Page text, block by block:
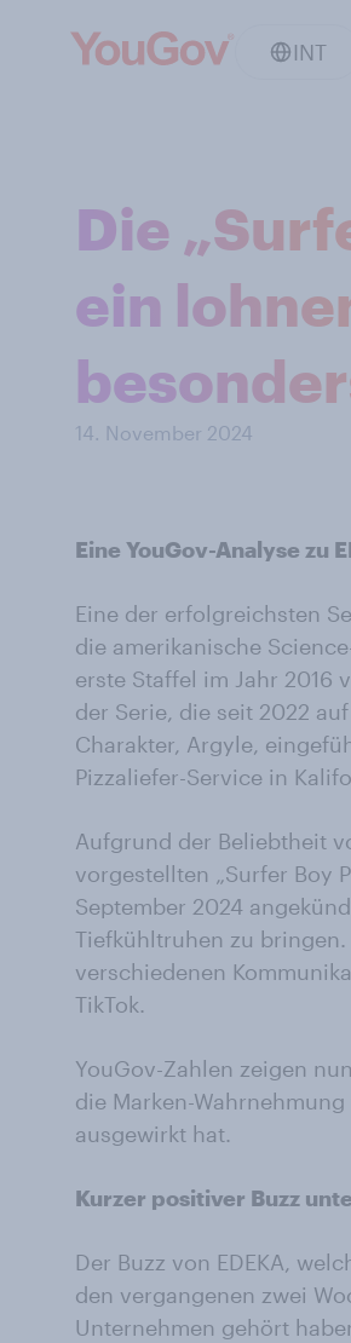
INT
Die
ein
14. November 2024
Eine YouGov-Analyse zu
Eine der erfolgreichsten
die amerikanische
erste Staffel im Jahr 2016
der Serie, die seit 2022
Charakter, Argyle,
Pizzaliefer-Service in
Aufgrund der Beliebtheit
vorgestellten „Surfer Boy
September 2024
Tiefkühltruhen zu
verschiedenen
TikTok.
YouGov-Zahlen zeigen
die Marken-
ausgewirkt hat.
Kurzer positiver Buzz
Der Buzz von EDEKA,
den vergangenen zwei
Unternehmen gehört